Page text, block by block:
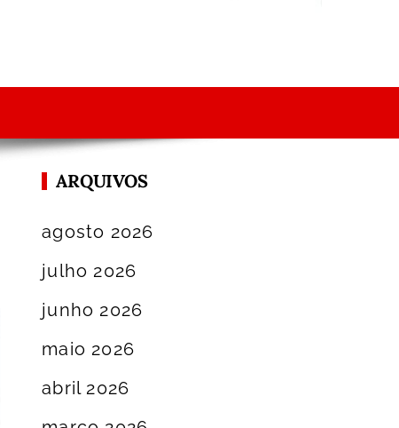
ARQUIVOS
agosto 2026
julho 2026
junho 2026
maio 2026
abril 2026